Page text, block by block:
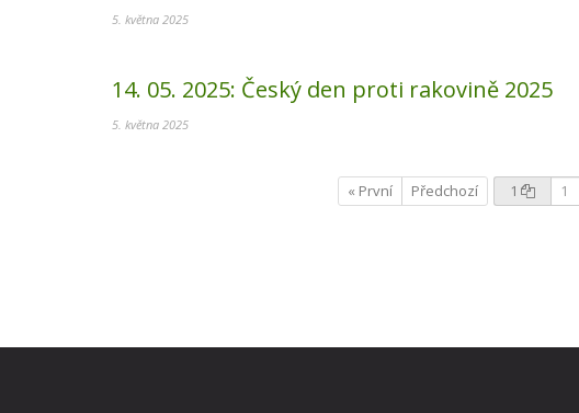
5. května 2025
14. 05. 2025: Český den proti rakovině 2025
5. května 2025
« První Předchozí 1